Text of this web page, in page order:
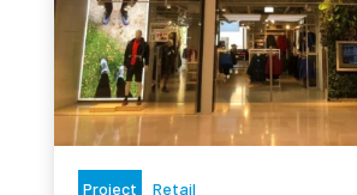
Project Retail